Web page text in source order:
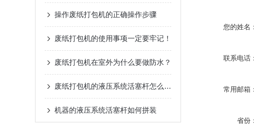
操作废纸打包机的正确操作步骤
废纸打包机的使用事项一定要牢记！
废纸打包机在室外为什么要做防水？
废纸打包机的液压系统活塞杆怎么拼装？
机器的液压系统活塞杆如何拼装
您的姓名：
联系电话：
常用邮箱：
省份：